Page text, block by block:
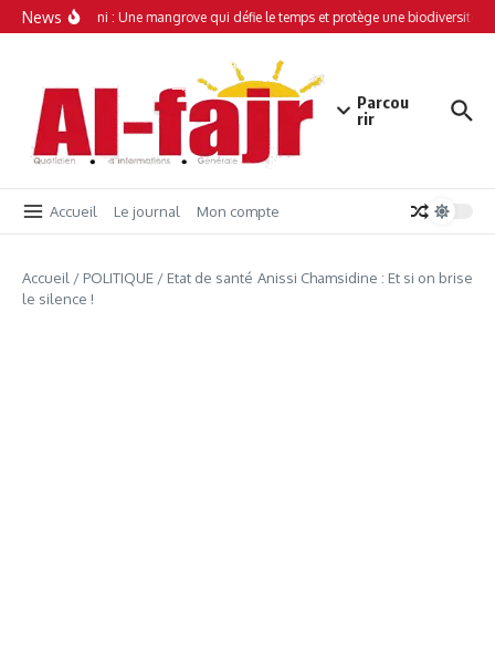
Aller au contenu
News
Simamboini : Une mangrove qui défie le temps et protège une biodiversité
Parcou
rir
Accueil Le journal Mon compte
Accueil / POLITIQUE / Etat de santé Anissi Chamsidine : Et si on brise
le silence !